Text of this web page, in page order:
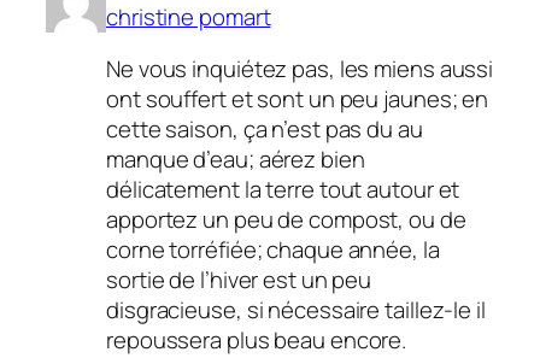
christine pomart
Ne vous inquiétez pas, les miens aussi
ont souffert et sont un peu jaunes; en
cette saison, ça n’est pas du au
manque d’eau; aérez bien
délicatement la terre tout autour et
apportez un peu de compost, ou de
corne torréfiée; chaque année, la
sortie de l’hiver est un peu
disgracieuse, si nécessaire taillez-le il
repoussera plus beau encore.